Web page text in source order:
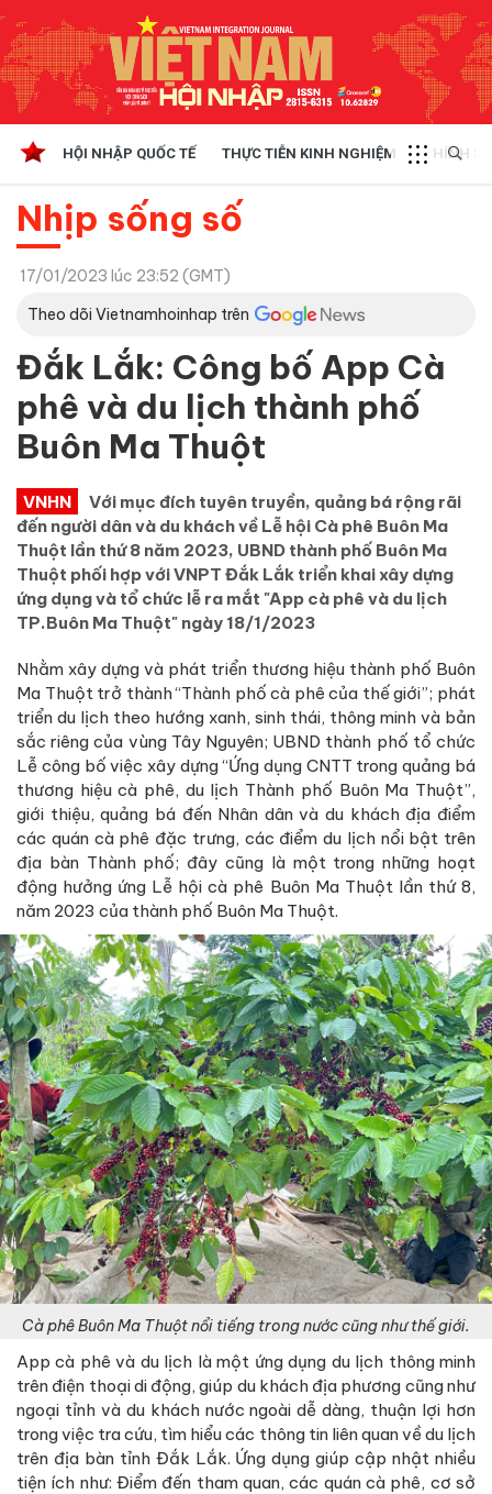
HỘI NHẬP QUỐC TẾ THỰC TIỄN KINH NGHIỆM CHÍNH
Nhịp sống số
17/01/2023 lúc 23:52 (GMT)
Theo dõi Vietnamhoinhap trên
Đắk Lắk: Công bố App Cà
phê và du lịch thành phố
Buôn Ma Thuột
VNHN
Với mục đích tuyên truyền, quảng bá rộng rãi
đến người dân và du khách về Lễ hội Cà phê Buôn Ma
Thuột lần thứ 8 năm 2023, UBND thành phố Buôn Ma
Thuột phối hợp với VNPT Đắk Lắk triển khai xây dựng
ứng dụng và tổ chức lễ ra mắt "App cà phê và du lịch
TP.Buôn Ma Thuột" ngày 18/1/2023
Nhằm xây dựng và phát triển thương hiệu thành phố Buôn
Ma Thuột trở thành “Thành phố cà phê của thế giới”; phát
triển du lịch theo hướng xanh, sinh thái, thông minh và bản
sắc riêng của vùng Tây Nguyên; UBND thành phố tổ chức
Lễ công bố việc xây dựng “Ứng dụng CNTT trong quảng bá
thương hiệu cà phê, du lịch Thành phố Buôn Ma Thuột”,
giới thiệu, quảng bá đến Nhân dân và du khách địa điểm
các quán cà phê đặc trưng, các điểm du lịch nổi bật trên
địa bàn Thành phố; đây cũng là một trong những hoạt
động hưởng ứng Lễ hội cà phê Buôn Ma Thuột lần thứ 8,
năm 2023 của thành phố Buôn Ma Thuột.
Cà phê Buôn Ma Thuột nổi tiếng trong nước cũng như thế giới.
App cà phê và du lịch là một ứng dụng du lịch thông minh
trên điện thoại di động, giúp du khách địa phương cũng như
ngoại tỉnh và du khách nước ngoài dễ dàng, thuận lợi hơn
trong việc tra cứu, tìm hiểu các thông tin liên quan về du lịch
trên địa bàn tỉnh Đắk Lắk. Ứng dụng giúp cập nhật nhiều
tiện ích như: Điểm đến tham quan, các quán cà phê, cơ sở